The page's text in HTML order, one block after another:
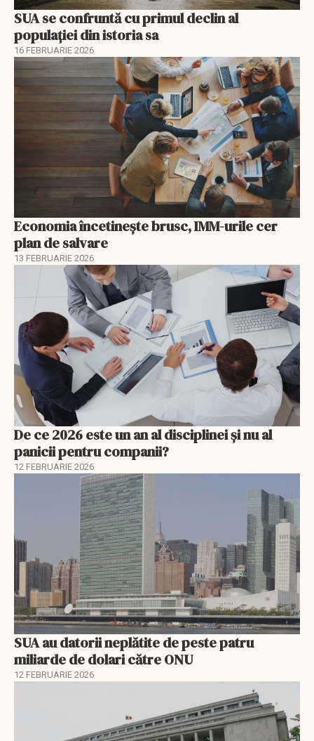
SUA se confruntă cu primul declin al
populației din istoria sa
16 FEBRUARIE 2026
Economia încetinește brusc, IMM-urile cer
plan de salvare
13 FEBRUARIE 2026
De ce 2026 este un an al disciplinei și nu al
panicii pentru companii?
12 FEBRUARIE 2026
SUA au datorii neplătite de peste patru
miliarde de dolari către ONU
12 FEBRUARIE 2026